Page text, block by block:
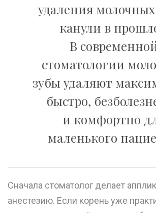
удаления молочных
канули в
В
стоматологии
зубы удаляют
быстро,
и комфортно
маленького
Сначала стоматолог делает
анестезию. Если корень уже